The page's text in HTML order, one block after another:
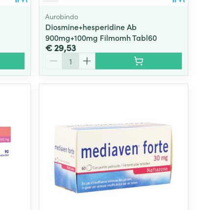
Aurobindo
Diosmine+hesperidine Ab
900mg+100mg Filmomh Tabl60
€ 29,53